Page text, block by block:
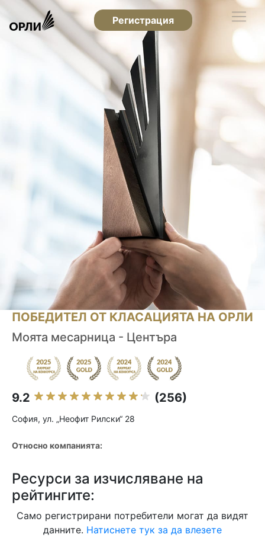
Регистрация
ПОБЕДИТЕЛ ОТ КЛАСАЦИЯТА НА ОРЛИ
Моята месарница - Центъра
9.2 (256)
София, ул. „Неофит Рилски“ 28
Относно компанията:
Ресурси за изчисляване на
рейтингите:
Само регистрирани потребители могат да видят
данните. Натиснете тук за да влезете